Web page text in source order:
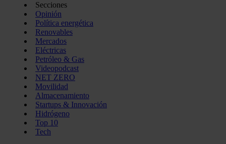
Secciones
Opinión
Política energética
Renovables
Mercados
Eléctricas
Petróleo & Gas
Videopodcast
NET ZERO
Movilidad
Almacenamiento
Startups & Innovación
Hidrógeno
Top 10
Tech